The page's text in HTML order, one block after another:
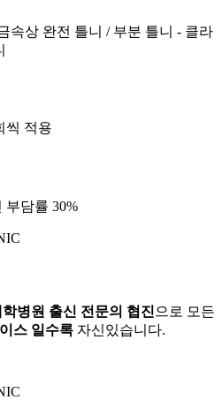
속상 완전 틀니 / 부분 틀니 - 클라
씩 적용
부담률 30%
병원 출신 전문의 협진 으로 모든
스 일수록 자신있습니다.